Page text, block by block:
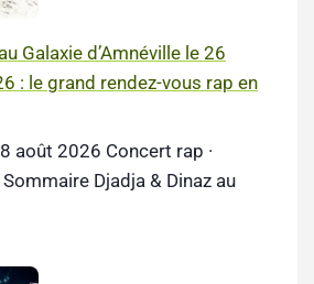
Galaxie d’Amnéville le 26
: le grand rendez-vous rap en
août 2026 Concert rap ·
Djadja & Dinaz au